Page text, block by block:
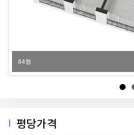
84형
평당가격